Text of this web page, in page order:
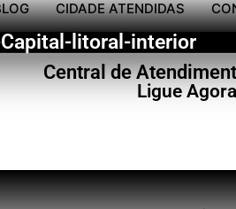
CIDADE ATENDIDAS
litoral-interior
Central de
Ligue